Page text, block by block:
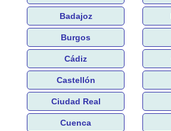
Badajoz
Burgos
Cádiz
Castellón
Ciudad Real
Cuenca